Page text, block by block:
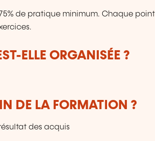
de pratique minimum. Chaque
ELLE ORGANISÉE ?
DE LA FORMATION ?
des acquis